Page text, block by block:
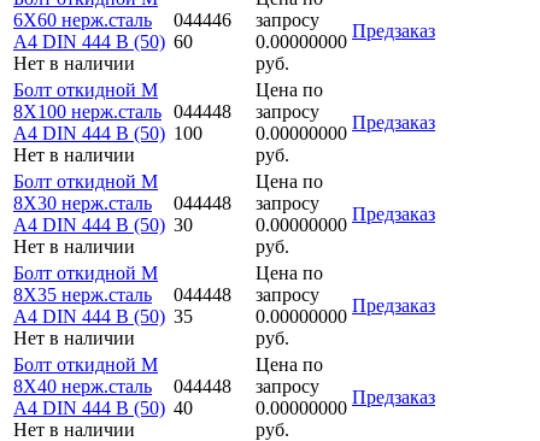
6Х60 нерж.сталь
A4 DIN 444 B (50)
Нет в наличии
044446
60
запросу
0.00000000
руб.
Предзаказ
Болт откидной M
8Х100 нерж.сталь
A4 DIN 444 B (50)
Нет в наличии
044448
100
Цена по
запросу
0.00000000
руб.
Предзаказ
Болт откидной M
8Х30 нерж.сталь
A4 DIN 444 B (50)
Нет в наличии
044448
30
Цена по
запросу
0.00000000
руб.
Предзаказ
Болт откидной M
8Х35 нерж.сталь
A4 DIN 444 B (50)
Нет в наличии
044448
35
Цена по
запросу
0.00000000
руб.
Предзаказ
Болт откидной M
8Х40 нерж.сталь
A4 DIN 444 B (50)
Нет в наличии
044448
40
Цена по
запросу
0.00000000
руб.
Предзаказ